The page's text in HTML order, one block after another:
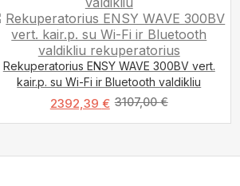
Rekuperatorius ENSY WAVE 300BV vert.
kair.p. su Wi-Fi ir Bluetooth valdikliu
2392,39 € 3107,00€